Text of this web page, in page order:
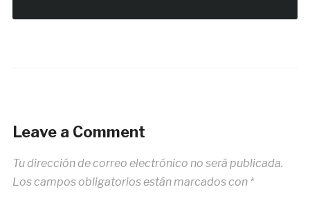
Leave a Comment
Tu dirección de correo electrónico no será publicada.
Los campos obligatorios están marcados con *